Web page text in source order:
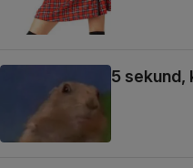
5 sekund,